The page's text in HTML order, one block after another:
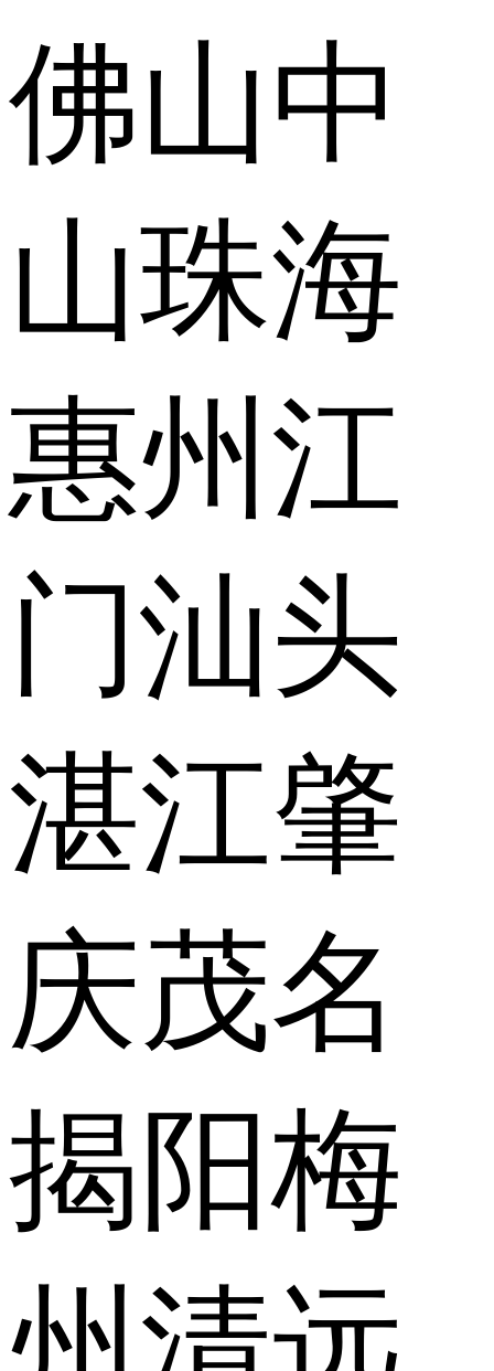
佛山中
山珠海
惠州 江
门汕头
湛江肇
庆茂名
揭阳梅